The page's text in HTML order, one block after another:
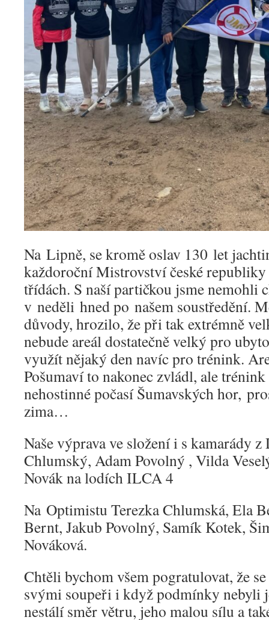
Na Lipně, se kromě oslav 130 let
každoroční Mistrovství české
třídách. S naší partičkou jsme nemohli
v neděli hned po našem soustředění.
důvody, hrozilo, že při tak extrémně
nebude areál dostatečně velký pro
využít nějaký den navíc pro trénink.
Pošumaví to nakonec zvládl, ale
nehostinné počasí Šumavských hor,
zima…
Naše výprava ve složení i s kamarády
Chlumský, Adam Povolný , Vilda
Novák na lodích ILCA 4
Na Optimistu Terezka Chlumská, Ela
Bernt, Jakub Povolný, Samík Kotek,
Nováková.
Chtěli bychom všem pogratulovat, že
svými soupeři i když podmínky nebyli
nestálí směr větru, jeho malou sílu a